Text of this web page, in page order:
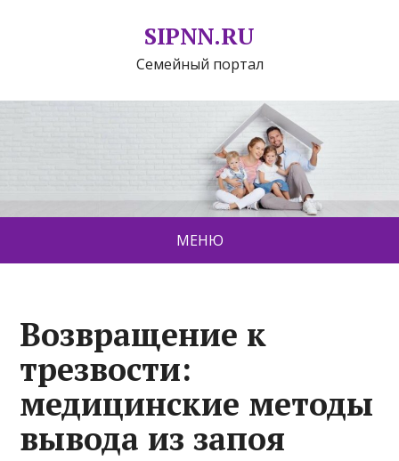
SIPNN.RU
Семейный портал
МЕНЮ
Возвращение к
трезвости:
медицинские методы
вывода из запоя